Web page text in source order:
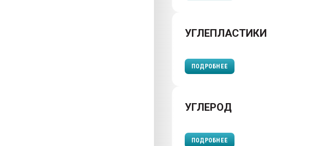
УГЛЕПЛАСТИКИ
ПОДРОБНЕЕ
УГЛЕРОД
ПОДРОБНЕЕ